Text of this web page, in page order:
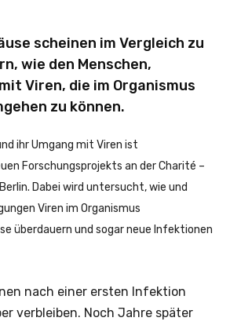
scheinen im Vergleich zu
wie den Menschen,
Viren, die im Organismus
zu können.
ihr Umgang mit Viren ist
Forschungsprojekts an der Charité –
Dabei wird untersucht, wie und
Viren im Organismus
überdauern und sogar neue Infektionen
nach einer ersten Infektion
verbleiben. Noch Jahre später